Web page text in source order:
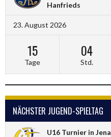
Hanfrieds
23. August 2026
15
Tage
04
Std.
NÄCHSTER JUGEND-SPIELTAG
U16 Turnier in Jena